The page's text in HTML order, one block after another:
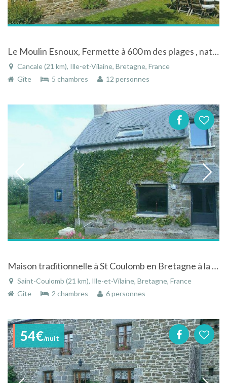
Le Moulin Esnoux, Fermette à 600 m des plages , nature et détente assurées
Cancale (21 km), Ille-et-Vilaine, Bretagne, France
Gîte
5 chambres 12 personnes
Maison traditionnelle à St Coulomb en Bretagne à la mer
Saint-Coulomb (21 km), Ille-et-Vilaine, Bretagne, France
Gîte
2 chambres 6 personnes
54€/nuit